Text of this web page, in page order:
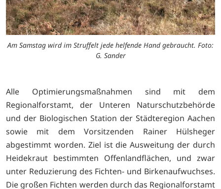
Am Samstag wird im Struffelt jede helfende Hand gebraucht. Foto:
G. Sander
Alle Optimierungsmaßnahmen sind mit dem
Regionalforstamt, der Unteren Naturschutzbehörde
und der Biologischen Station der Städteregion Aachen
sowie mit dem Vorsitzenden Rainer Hülsheger
abgestimmt worden. Ziel ist die Ausweitung der durch
Heidekraut bestimmten Offenlandflächen, und zwar
unter Reduzierung des Fichten- und Birkenaufwuchses.
Die großen Fichten werden durch das Regionalforstamt